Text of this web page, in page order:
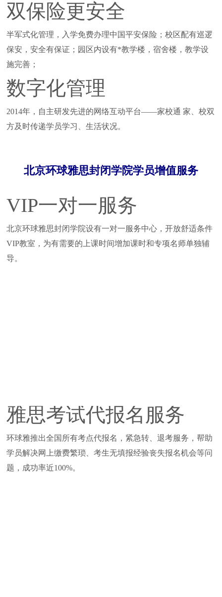
双保险更安全
半军式化管理，入学免费办理中国平安保险；校区配有巡逻
保安，安全有保证；园区内设有*教学楼，宿舍楼，教学设
施完善；
数字化管理
2014年，自主研发先进的网络互动平台——家校通 家、校双
方及时传递学员学习、生活状况。
北京环球雅思封闭学院学员增值服务
VIP一对一服务
北京环球雅思封闭学院设有一对一服务中心，开放舒适条件
VIP教室，为有需要的上课时间增加课时和专项名师单独辅
导。
雅思考试代报名服务
环球雅推出全国所有考点代报名，紧急转、退考服务，帮助
学员解决网上缴费繁琐、考生无填报经验丧失报名机会等问
题，成功率近100%。